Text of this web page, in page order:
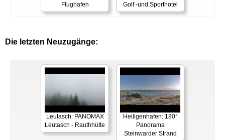
Flughafen
Golf -und Sporthotel
Die letzten Neuzugänge:
Leutasch: PANOMAX
Leutasch - Rauthhütte
Heiligenhafen: 180°
Panorama
Steinwarder Strand